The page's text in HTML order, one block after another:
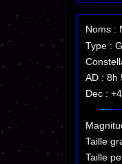
Noms :
Type :
AD : 8h
Dec :
Taille
Taille